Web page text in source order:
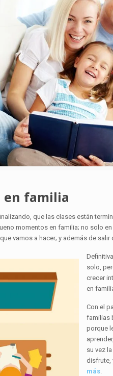
en familia
que las clases están
momentos en familia; no solo
vamos a hacer; y además de
solo,
crecer
en
Con el
familias
porque
su vez
disfrute,
más.